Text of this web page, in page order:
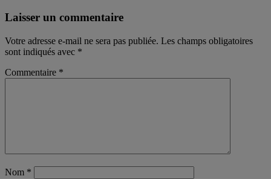
Laisser un commentaire
Votre adresse e-mail ne sera pas publiée. Les champs obligatoires
sont indiqués avec *
Commentaire *
Nom *